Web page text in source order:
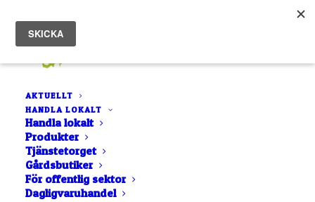
AKTUELLT
HANDLA LOKALT
Handla lokalt
Produkter
Tjänstetorget
Gårdsbutiker
För offentlig sektor
Dagligvaruhandel
Hem